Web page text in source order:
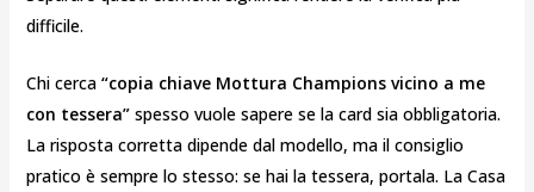
difficile.
Chi cerca “copia chiave Mottura Champions vicino a me
con tessera”spesso vuole sapere se la card sia obbligatoria.
La risposta corretta dipende dal modello, ma il consiglio
pratico è sempre lo stesso: se hai la tessera, portala. La Casa